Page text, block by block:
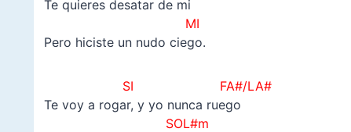
Te quieres desatar de mi
MI
Pero hiciste un nudo ciego.
SI FA#/LA#
Te voy a rogar, y yo nunca ruego
SOL#m